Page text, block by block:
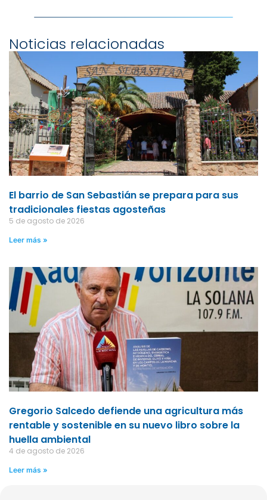
Noticias relacionadas
El barrio de San Sebastián se prepara para sus
tradicionales fiestas agosteñas
5 de agosto de 2026
Leer más »
Gregorio Salcedo defiende una agricultura más
rentable y sostenible en su nuevo libro sobre la
huella ambiental
4 de agosto de 2026
Leer más »